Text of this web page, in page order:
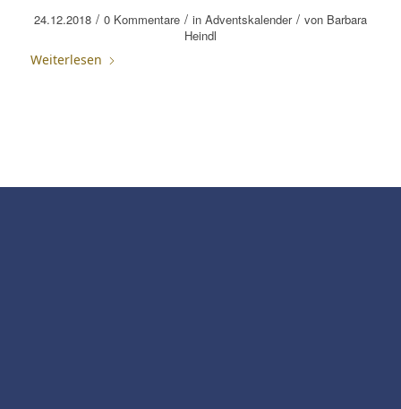
24.12.2018 / 0 Kommentare / in Adventskalender / von Barbara
Heindl
Weiterlesen